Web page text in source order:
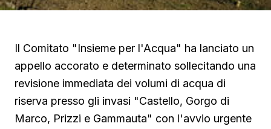
Il Comitato "Insieme per l'Acqua" ha lanciato un
appello accorato e determinato sollecitando una
revisione immediata dei volumi di acqua di
riserva presso gli invasi "Castello, Gorgo di
Marco, Prizzi e Gammauta" con l'avvio urgente